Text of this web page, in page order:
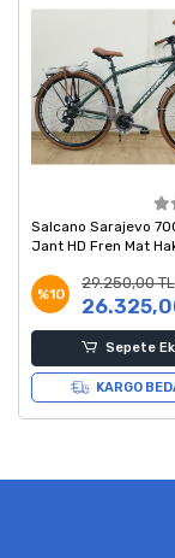
Salcano Sarajevo
Jant HD Fren Mat
%10
29.250,00 TL
Sepete
KARGO